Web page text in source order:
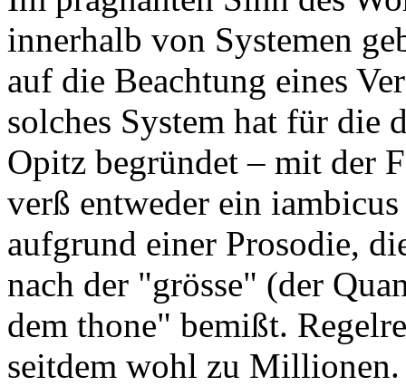
innerhalb von Systemen
auf die Beachtung eines
solches System hat für die
Opitz begründet – mit der
verß entweder ein
aufgrund einer Prosodie,
nach der "grösse" (der
dem thone" bemißt.
seitdem wohl zu Millionen.